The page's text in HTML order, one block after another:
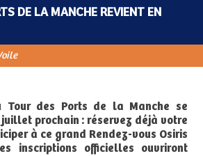
DE LA MANCHE REVIENT EN
Tour des Ports de la Manche se
juillet prochain : réservez déjà votre
à ce grand Rendez-vous Osiris
inscriptions officielles ouvriront